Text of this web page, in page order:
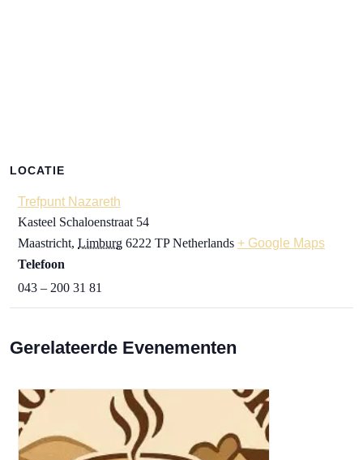
LOCATIE
Trefpunt Nazareth
Kasteel Schaloenstraat 54
Maastricht, Limburg 6222 TP Netherlands + Google Maps
Telefoon
043 – 200 31 81
Gerelateerde Evenementen